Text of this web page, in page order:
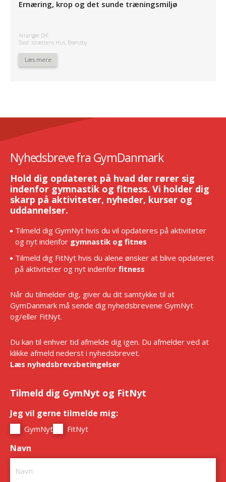
Ernæring, krop og det sunde træningsmiljø
Arrangør DIF
Sted: Idrættens Hus, Brøndby
Læs mere
Nyhedsbreve fra GymDanmark
Hold dig opdateret på hvad der rører sig
indenfor gymnastik og fitness. Vi holder dig
skarp på aktiviteter, nyheder, kurser og
uddannelser.
Tilmeld dig GymNyt hvis du vil opdateres på aktiviteter
og nyt indenfor gymnastik og fitnes
Tilmeld dig FitNyt hvis du alene ønsker at blive opdateret
på aktiviteter og nyt indenfor fitness
Når du tilmelder dig, giver du dit samtykke til at
GymDanmark må sende dig nyhedsbrevene GymNyt
og/eller FitNyt.
Du kan til enhver tid afmelde dig igen. Du afmelder ved at
klikke afmeld nederst i nyhedsbrevet.
Læs nyhedsbrevsbetingelser
Tilmeld dig GymNyt og FitNyt
Jeg vil gerne tilmelde mig:
GymNyt FitNyt
Navn